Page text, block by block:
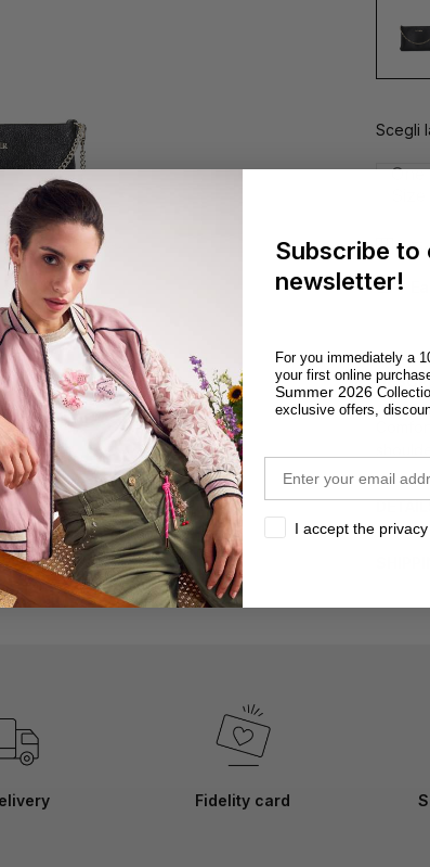
Scegli
One
Fidelity card
Subscribe to
newsletter!
For you immediately a
your first online
Summer 2026
exclusive offers,
email
privacyI accept the